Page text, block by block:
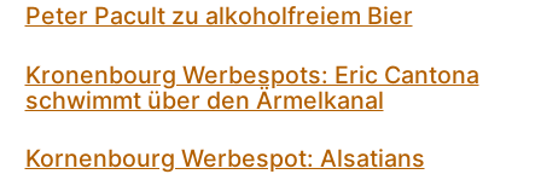
Peter Pacult zu alkoholfreiem Bier
Kronenbourg Werbespots: Eric Cantona
schwimmt über den Ärmelkanal
Kornenbourg Werbespot: Alsatians